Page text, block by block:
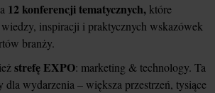
12 konferencji tematycznych, które
inspiracji i praktycznych wskazówek
branży.
strefę EXPO: marketing & technology. Ta
wydarzenia – większa przestrzeń, tysiące